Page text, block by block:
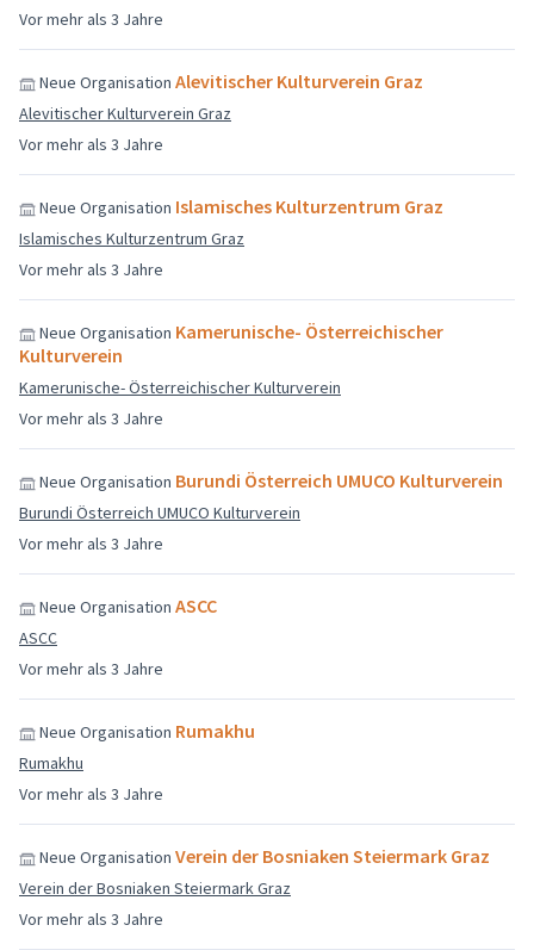
Vor mehr als 3 Jahre
Vor mehr als 3 Jahre
Neue Organisation Alevitischer Kulturverein Graz
Alevitischer Kulturverein Graz
Vor mehr als 3 Jahre
Neue Organisation Islamisches Kulturzentrum Graz
Islamisches Kulturzentrum Graz
Vor mehr als 3 Jahre
Neue Organisation Kamerunische- Österreichischer
Kulturverein
Kamerunische- Österreichischer Kulturverein
Vor mehr als 3 Jahre
Neue Organisation Burundi Österreich UMUCO Kulturverein
Burundi Österreich UMUCO Kulturverein
Vor mehr als 3 Jahre
Neue Organisation ASCC
ASCC
Vor mehr als 3 Jahre
Neue Organisation Rumakhu
Rumakhu
Vor mehr als 3 Jahre
Neue Organisation Verein der Bosniaken Steiermark Graz
Verein der Bosniaken Steiermark Graz